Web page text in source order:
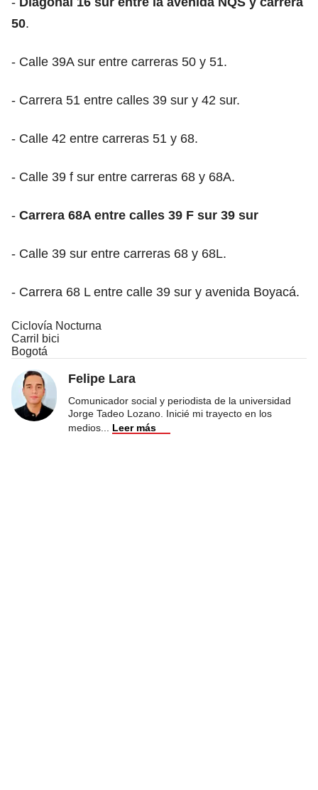
50.
- Calle 39A sur entre carreras 50 y 51.
- Carrera 51 entre calles 39 sur y 42 sur.
- Calle 42 entre carreras 51 y 68.
- Calle 39 f sur entre carreras 68 y 68A.
- Carrera 68A entre calles 39 F sur 39 sur
- Calle 39 sur entre carreras 68 y 68L.
- Carrera 68 L entre calle 39 sur y avenida Boyacá.
Ciclovía Nocturna
Carril bici
Bogotá
Felipe Lara
Comunicador social y periodista de la universidad
Jorge Tadeo Lozano. Inicié mi trayecto en los
medios
Leer más